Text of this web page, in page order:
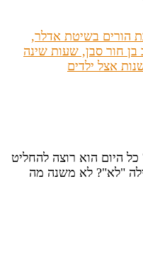
היום הוא רוצה להחליט
"לא"? לא משנה מה